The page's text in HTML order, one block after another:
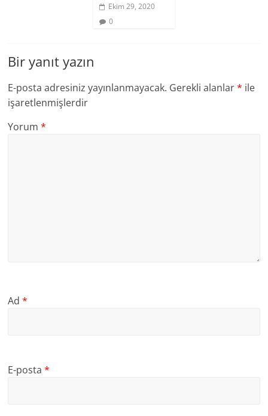
Ekim 29, 2020
0
Bir yanıt yazın
E-posta adresiniz yayınlanmayacak. Gerekli alanlar* ile
işaretlenmişlerdir
Yorum*
Ad*
E-posta*